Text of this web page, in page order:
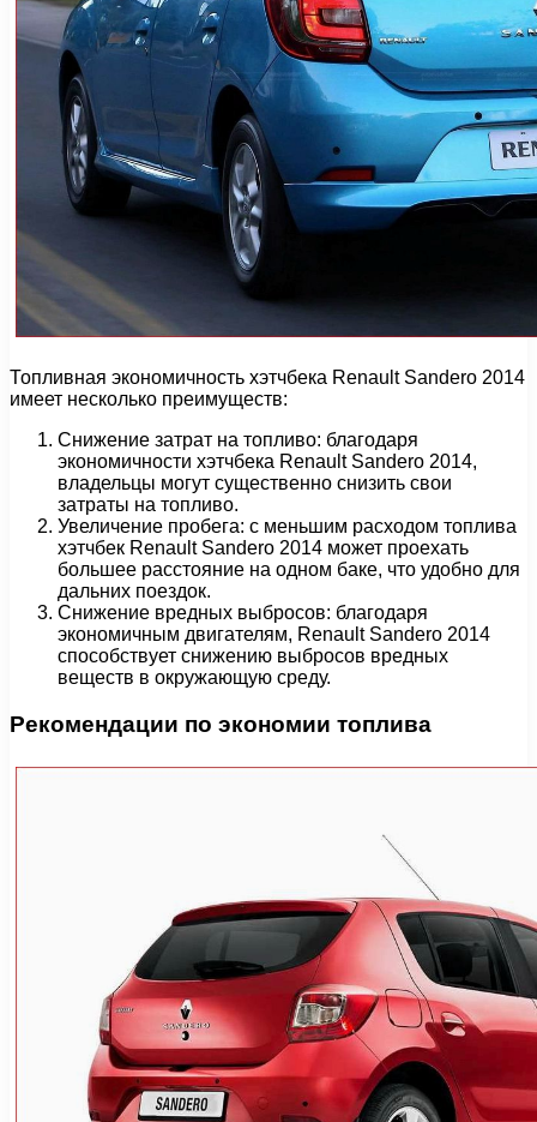
Топливная экономичность хэтчбека Renault Sandero 2014
имеет несколько преимуществ:
Снижение затрат на топливо: благодаря
экономичности хэтчбека Renault Sandero 2014,
владельцы могут существенно снизить свои
затраты на топливо.
Увеличение пробега: с меньшим расходом топлива
хэтчбек Renault Sandero 2014 может проехать
большее расстояние на одном баке, что удобно для
дальних поездок.
Снижение вредных выбросов: благодаря
экономичным двигателям, Renault Sandero 2014
способствует снижению выбросов вредных
веществ в окружающую среду.
Рекомендации по экономии топлива